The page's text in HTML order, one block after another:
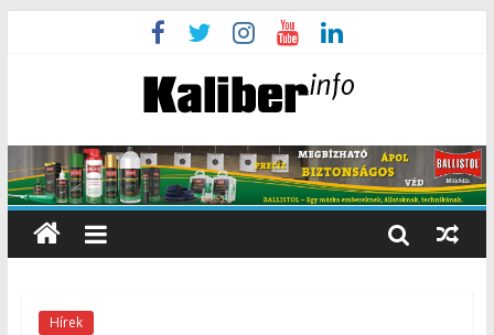
Hírek